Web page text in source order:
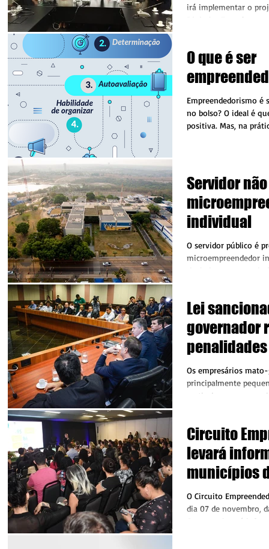
irá implementar o
Digital –
O que é ser
Empreendedorismo
no bolso? O ideal é
positiva. Mas, na
Servidor
individual
O servidor público é
microempreendedor
titularizar empresa
Lei
governador
contribuinte
Os empresários
principalmente
partir de agora a
Circuito
levará
municípios
Juruena
O Circuito
dia 07 de novembro,
O evento levará